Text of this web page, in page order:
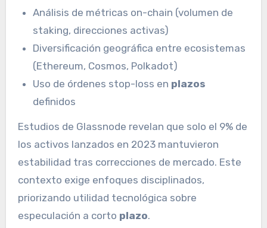
Análisis de métricas on-chain (volumen de
staking, direcciones activas)
Diversificación geográfica entre ecosistemas
(Ethereum, Cosmos, Polkadot)
Uso de órdenes stop-loss en plazos
definidos
Estudios de Glassnode revelan que solo el 9% de
los activos lanzados en 2023 mantuvieron
estabilidad tras correcciones de mercado. Este
contexto exige enfoques disciplinados,
priorizando utilidad tecnológica sobre
especulación a corto plazo.